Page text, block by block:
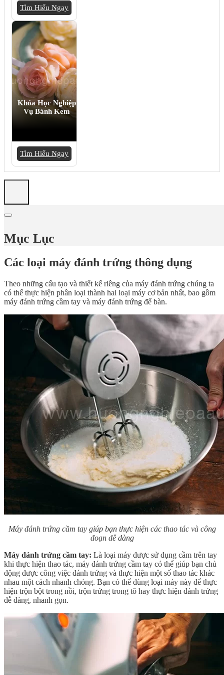
Tìm Hiểu Ngay
Khóa Học Nghiệp
Vụ Bánh Kem
Tìm Hiểu Ngay
Mục Lục
Các loại máy đánh trứng thông dụng
Theo những cấu tạo và thiết kế riêng của máy đánh trứng chúng ta
có thể thực hiện phân loại thành hai loại máy cơ bản nhất, bao gồm
máy đánh trứng cầm tay và máy đánh trứng để bàn.
Máy đánh trứng cầm tay giúp bạn thực hiện các thao tác và công
đoạn dễ dàng
Máy đánh trứng cầm tay: Là loại máy được sử dụng cầm trên tay
khi thực hiện thao tác, máy đánh trứng cầm tay có thể giúp bạn chủ
động được công việc đánh trứng và thực hiện một số thao tác khác
nhau một cách nhanh chóng. Bạn có thể dùng loại máy này để thực
hiện trộn bột trong nồi, trộn trứng trong tô hay thực hiện đánh trứng
dễ dàng, nhanh gọn.